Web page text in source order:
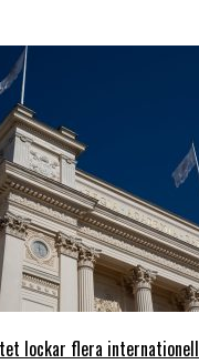
lockar flera